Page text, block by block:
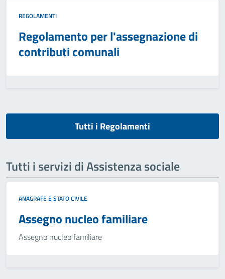
REGOLAMENTI
Regolamento per l'assegnazione di
contributi comunali
Tutti i Regolamenti
Tutti i servizi di Assistenza sociale
ANAGRAFE E STATO CIVILE
Assegno nucleo familiare
Assegno nucleo familiare